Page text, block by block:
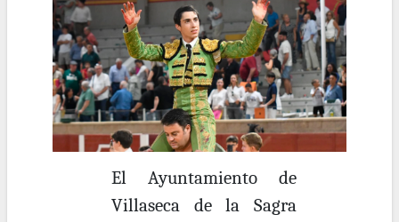
El Ayuntamiento de
Villaseca de la Sagra